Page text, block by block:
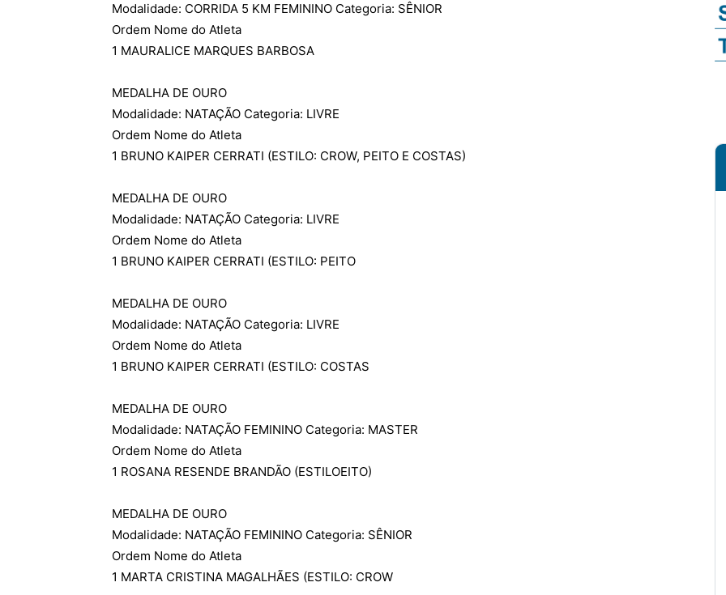
Modalidade: CORRIDA 5 KM FEMININO Categoria: SÊNIOR
Ordem Nome do Atleta
1 MAURALICE MARQUES BARBOSA
MEDALHA DE OURO
Modalidade: NATAÇÃO Categoria: LIVRE
Ordem Nome do Atleta
1 BRUNO KAIPER CERRATI (ESTILO: CROW, PEITO E COSTAS)
MEDALHA DE OURO
Modalidade: NATAÇÃO Categoria: LIVRE
Ordem Nome do Atleta
1 BRUNO KAIPER CERRATI (ESTILO: PEITO
MEDALHA DE OURO
Modalidade: NATAÇÃO Categoria: LIVRE
Ordem Nome do Atleta
1 BRUNO KAIPER CERRATI (ESTILO: COSTAS
MEDALHA DE OURO
Modalidade: NATAÇÃO FEMININO Categoria: MASTER
Ordem Nome do Atleta
1 ROSANA RESENDE BRANDÃO (ESTILOEITO)
MEDALHA DE OURO
Modalidade: NATAÇÃO FEMININO Categoria: SÊNIOR
Ordem Nome do Atleta
1 MARTA CRISTINA MAGALHÃES (ESTILO: CROW